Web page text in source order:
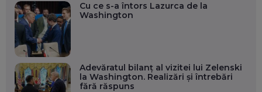
Cu ce s-a întors Lazurca de la
Washington
Adevăratul bilanț al vizitei lui Zelenski
la Washington. Realizări și întrebări
fără răspuns